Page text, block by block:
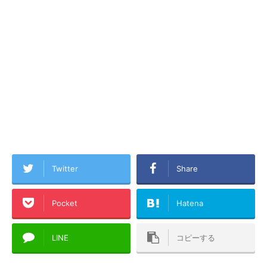
Twitter Share
Pocket Hatena
LINE コピーする